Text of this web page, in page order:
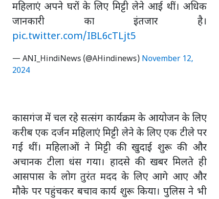
महिलाएं अपने घरों के लिए मिट्टी लेने आई थीं। अधिक
जानकारी का इंतजार है।
pic.twitter.com/IBL6cTLjt5
— ANI_HindiNews (@AHindinews) November 12,
2024
कासगंज में चल रहे सत्संग कार्यक्रम के आयोजन के लिए
करीब एक दर्जन महिलाएं मिट्टी लेने के लिए एक टीले पर
गईं थीं। महिलाओं ने मिट्टी की खुदाई शुरू की और
अचानक टीला धंस गया। हादसे की खबर मिलते ही
आसपास के लोग तुरंत मदद के लिए आगे आए और
मौके पर पहुंचकर बचाव कार्य शुरू किया। पुलिस ने भी